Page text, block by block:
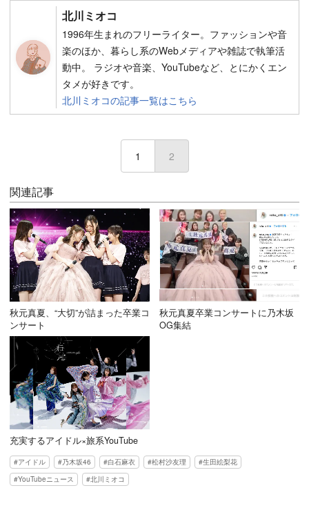
北川ミオコ
1996年生まれのフリーライター。ファッションや音
楽のほか、暮らし系のWebメディアや雑誌で執筆活
動中。 ラジオや音楽、YouTubeなど、とにかくエン
タメが好きです。
北川ミオコの記事一覧はこちら
1 2
関連記事
秋元真夏、“大切”が詰まった卒業コ
ンサート
秋元真夏卒業コンサートに乃木坂
OG集結
充実するアイドル×旅系YouTube
アイドル 乃木坂46 白石麻衣 松村沙友理
生田絵梨花
YouTubeニュース
北川ミオコ